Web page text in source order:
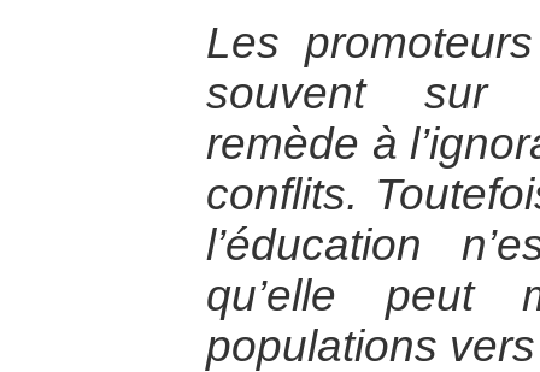
Les
souvent sur
remède à
conflits.
l’éducation
qu’elle peut
populations